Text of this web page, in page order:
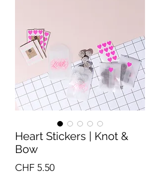
Heart Stickers | Knot &
Bow
CHF 5.50Preis